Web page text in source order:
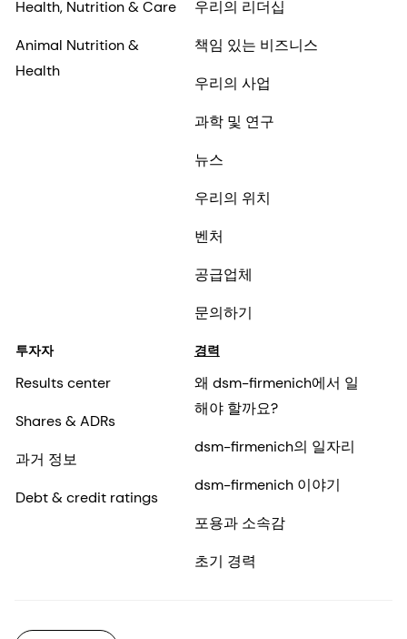
Health, Nutrition & Care
Animal Nutrition &
Health
우리의 리더십
책임 있는 비즈니스
우리의 사업
과학 및 연구
뉴스
우리의 위치
벤처
공급업체
문의하기
투자자
Results center
Shares & ADRs
과거 정보
Debt & credit ratings
경력
왜 dsm-firmenich에서 일
해야 할까요?
dsm-firmenich의 일자리
dsm-firmenich 이야기
포용과 소속감
초기 경력